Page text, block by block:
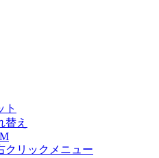
ト
替え
クリックメニュー